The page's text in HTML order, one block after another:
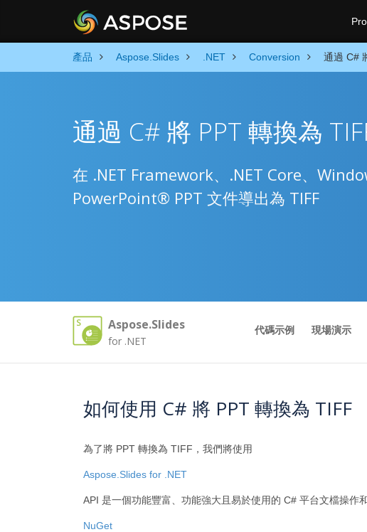
產品 Aspose.Slides .NET Conversion 通過 C#
通過 C# 將 PPT 轉換為
在 .NET Framework、.NET Core、
PowerPoint® PPT 文件導出為 TIFF
Aspose.Slides
for .NET
代碼示例 現場演示
如何使用 C# 將 PPT 轉換為 TIFF
為了將 PPT 轉換為 TIFF，我們將使用
Aspose.Slides for .NET
API 是一個功能豐富、功能強大且易於使用的 C# 平台文檔操作
NuGet